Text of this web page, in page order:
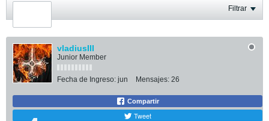
ÚLTIMA ACTIVIDAD Filtrar
vladiusIII
Junior Member
Fecha de Ingreso: jun Mensajes: 26
Compartir
Tweet